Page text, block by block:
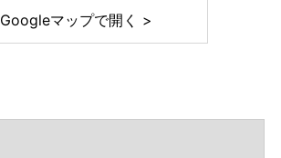
Googleマップで開く >